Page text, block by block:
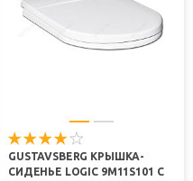
GUSTAVSBERG КРЫШКА-
СИДЕНЬЕ LOGIC 9M11S101 С